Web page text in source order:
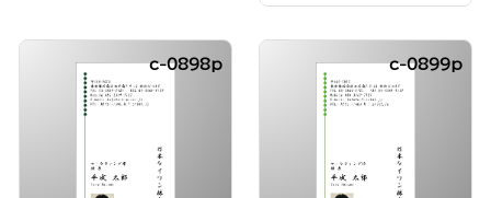
c-0898p c-0899p